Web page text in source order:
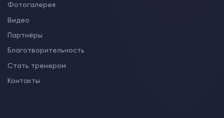
Фотогалерея
Видео
Партнёры
Благотворительность
Стать тренером
Контакты